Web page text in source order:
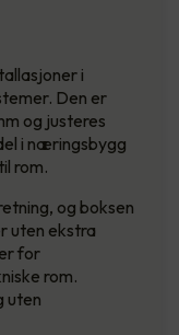
i
Den er
og justeres
i næringsbygg
rom.
og boksen
uten ekstra
for
rom.
uten